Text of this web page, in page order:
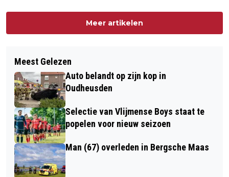
Meer artikelen
Meest Gelezen
Auto belandt op zijn kop in
Oudheusden
Selectie van Vlijmense Boys staat te
popelen voor nieuw seizoen
Man (67) overleden in Bergsche Maas